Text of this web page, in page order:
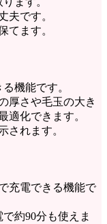
夫です。
てます。
機能です。
厚さや毛玉の大き
適化できます。
されます。
充電できる機能で
約90分も使えま